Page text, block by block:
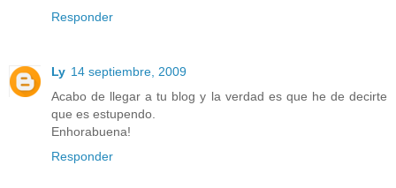
Responder
Ly 14 septiembre, 2009
Acabo de llegar a tu blog y la verdad es que he de decirte
que es estupendo.
Enhorabuena!
Responder